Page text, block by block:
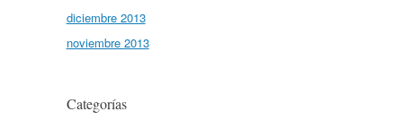
diciembre 2013
noviembre 2013
Categorías